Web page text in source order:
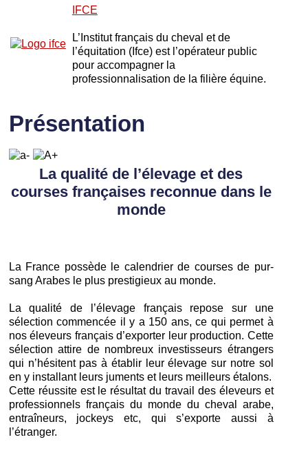
IFCE
L’Institut français du cheval et de
l’équitation (Ifce) est l’opérateur public
pour accompagner la
professionnalisation de la filière équine.
Présentation
La qualité de l’élevage et des
courses françaises reconnue dans le
monde
La France possède le calendrier de courses de pur-
sang Arabes le plus prestigieux au monde.
La qualité de l’élevage français repose sur une
sélection commencée il y a 150 ans, ce qui permet à
nos éleveurs français d’exporter leur production. Cette
sélection attire de nombreux investisseurs étrangers
qui n’hésitent pas à établir leur élevage sur notre sol
en y installant leurs juments et leurs meilleurs étalons.
Cette réussite est le résultat du travail des éleveurs et
professionnels français du monde du cheval arabe,
entraîneurs, jockeys etc, qui s’exporte aussi à
l’étranger.